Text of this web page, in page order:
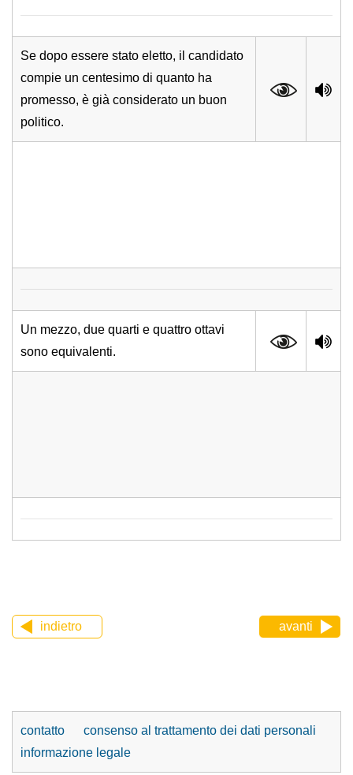
Se dopo essere stato eletto, il candidato
compie un centesimo di quanto ha
promesso, è già considerato un buon
politico.
Un mezzo, due quarti e quattro ottavi
sono equivalenti.
indietro avanti
contatto
consenso al trattamento dei dati personali
informazione legale